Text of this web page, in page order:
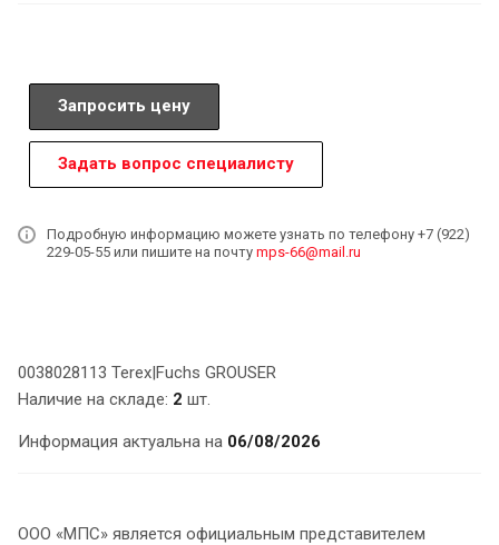
Запросить цену
Задать вопрос специалисту
Подробную информацию можете узнать по телефону +7 (922)
229-05-55 или пишите на почту mps-66@mail.ru
0038028113 Terex|Fuchs GROUSER
Наличие на складе: 2 шт.
Информация актуальна на 06/08/2026
ООО «МПС» является официальным представителем